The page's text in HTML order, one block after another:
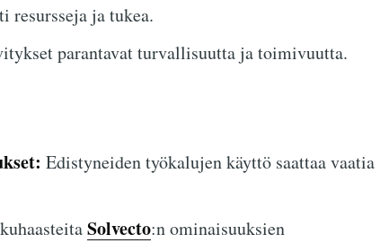
resursseja ja tukea.
parantavat turvallisuutta ja toimivuutta.
Edistyneiden työkalujen käyttö saattaa vaatia
Solvecto:n ominaisuuksien